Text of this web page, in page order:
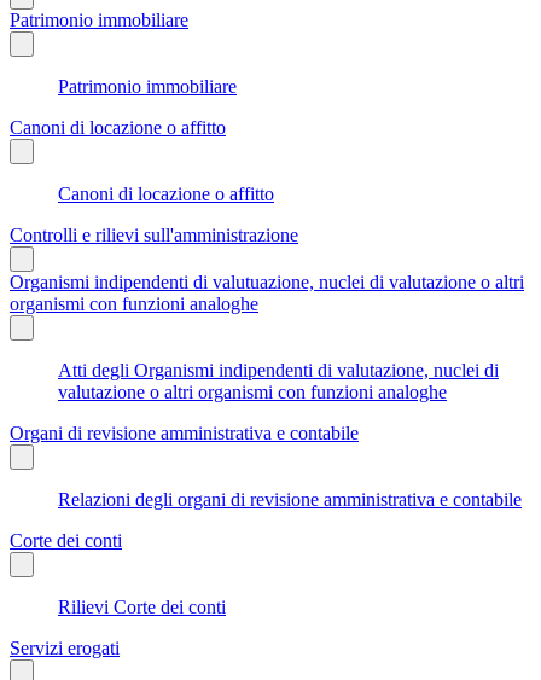
Patrimonio immobiliare
Patrimonio immobiliare
Canoni di locazione o affitto
Canoni di locazione o affitto
Controlli e rilievi sull'amministrazione
Organismi indipendenti di valutuazione, nuclei di valutazione o altri
organismi con funzioni analoghe
Atti degli Organismi indipendenti di valutazione, nuclei di
valutazione o altri organismi con funzioni analoghe
Organi di revisione amministrativa e contabile
Relazioni degli organi di revisione amministrativa e contabile
Corte dei conti
Rilievi Corte dei conti
Servizi erogati